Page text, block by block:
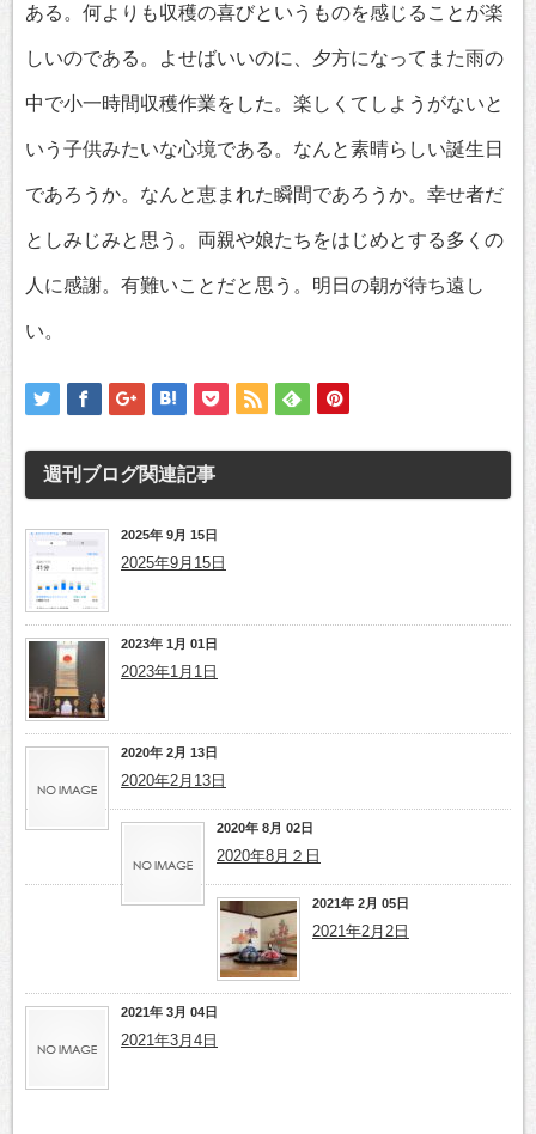
ある。何よりも収穫の喜びというものを感じることが楽
しいのである。よせばいいのに、夕方になってまた雨の
中で小一時間収穫作業をした。楽しくてしようがないと
いう子供みたいな心境である。なんと素晴らしい誕生日
であろうか。なんと恵まれた瞬間であろうか。幸せ者だ
としみじみと思う。両親や娘たちをはじめとする多くの
人に感謝。有難いことだと思う。明日の朝が待ち遠し
い。
週刊ブログ関連記事
2025年 9月 15日
2025年9月15日
2023年 1月 01日
2023年1月1日
2020年 2月 13日
2020年2月13日
2020年 8月 02日
2020年8月２日
2021年 2月 05日
2021年2月2日
2021年 3月 04日
2021年3月4日